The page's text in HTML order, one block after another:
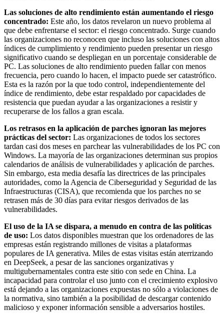
Las soluciones de alto rendimiento están aumentando el riesgo
concentrado: Este año, los datos revelaron un nuevo problema al
que debe enfrentarse el sector: el riesgo concentrado. Surge cuando
las organizaciones no reconocen que incluso las soluciones con altos
índices de cumplimiento y rendimiento pueden presentar un riesgo
significativo cuando se despliegan en un porcentaje considerable de
PC. Las soluciones de alto rendimiento pueden fallar con menos
frecuencia, pero cuando lo hacen, el impacto puede ser catastrófico.
Esta es la razón por la que todo control, independientemente del
índice de rendimiento, debe estar respaldado por capacidades de
resistencia que puedan ayudar a las organizaciones a resistir y
recuperarse de los fallos a gran escala.
Los retrasos en la aplicación de parches ignoran las mejores
prácticas del sector: Las organizaciones de todos los sectores
tardan casi dos meses en parchear las vulnerabilidades de los PC con
Windows. La mayoría de las organizaciones determinan sus propios
calendarios de análisis de vulnerabilidades y aplicación de parches.
Sin embargo, esta media desafía las directrices de las principales
autoridades, como la Agencia de Ciberseguridad y Seguridad de las
Infraestructuras (CISA), que recomienda que los parches no se
retrasen más de 30 días para evitar riesgos derivados de las
vulnerabilidades.
El uso de la IA se dispara, a menudo en contra de las políticas
de uso: Los datos disponibles muestran que los ordenadores de las
empresas están registrando millones de visitas a plataformas
populares de IA generativa. Miles de estas visitas están aterrizando
en DeepSeek, a pesar de las sanciones organizativas y
multigubernamentales contra este sitio con sede en China. La
incapacidad para controlar el uso junto con el crecimiento explosivo
está dejando a las organizaciones expuestas no sólo a violaciones de
la normativa, sino también a la posibilidad de descargar contenido
malicioso y exponer información sensible a adversarios hostiles.